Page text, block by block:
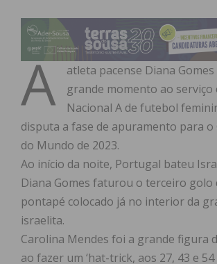
A
atleta pacense Diana
grande momento ao serviço
Nacional A de futebol
disputa a fase de apuramento para o
do Mundo de 2023.
Ao início da noite, Portugal bateu
Diana Gomes faturou o terceiro golo
pontapé colocado já no interior da
israelita.
Carolina Mendes foi a grande figura
ao fazer um ‘hat-trick, aos 27, 43 e